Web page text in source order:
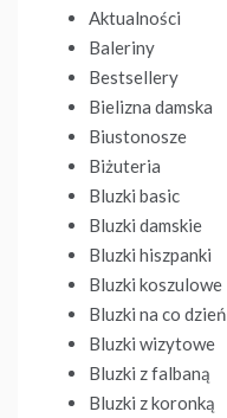
Aktualności
Baleriny
Bestsellery
Bielizna damska
Biustonosze
Biżuteria
Bluzki basic
Bluzki damskie
Bluzki hiszpanki
Bluzki koszulowe
Bluzki na co dzień
Bluzki wizytowe
Bluzki z falbaną
Bluzki z koronką